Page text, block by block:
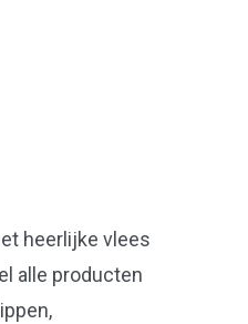
heerlijke vlees
alle producten